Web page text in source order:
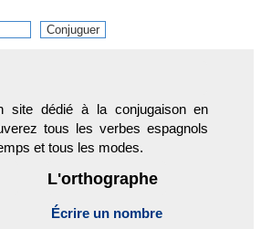
site dédié à la conjugaison en
tous les verbes espagnols
et tous les modes.
L'orthographe
Écrire un nombre